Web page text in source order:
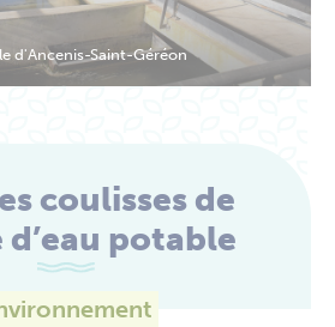
d'Ancenis-Saint-Géréon
coulisses de
d’eau potable